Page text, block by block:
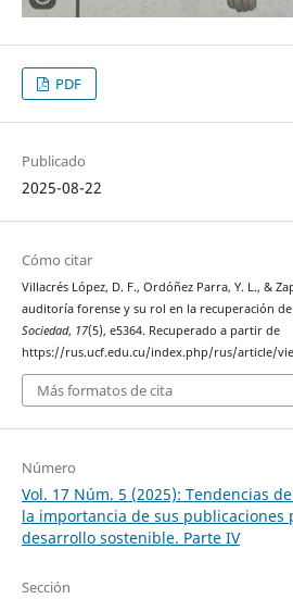
PDF
Publicado
2025-08-22
Cómo citar
Villacrés López, D. F., Ordóñez Parra, Y. L., &
auditoría forense y su rol en la recuperación
Sociedad, 17(5), e5364. Recuperado a partir de
https://rus.ucf.edu.cu/index.php/rus/article/
Más formatos de cita
Número
Vol. 17 Núm. 5 (2025): Tendencias
la importancia de sus publicaciones
desarrollo sostenible. Parte IV
Sección